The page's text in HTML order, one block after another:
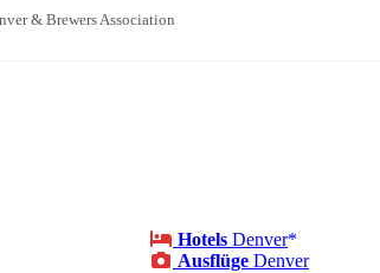
& Brewers Association
Hotels Denver
Ausflüge Denver